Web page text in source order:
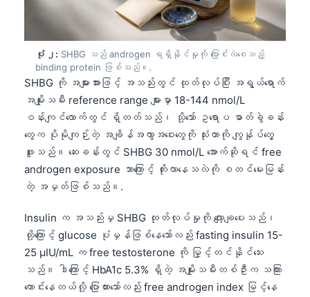
ပုံ ၂: SHBG သည် androgen ရရှိနိုင်မှုကို ပြောင်းလဲစေသည့်
binding protein ဖြစ်သည်။.
SHBG ကို အများအားဖြင့် အသည်းတွင် ထုတ်လုပ်ပြီး အရွယ်ရောက်
အမျိုးသမီး reference range များမှာ 18-144 nmol/L
ဝန်းကျင်လောက်တွင် ရှိတတ်သည်၊ သို့သော် ဥရောပ ဓာတ်ခွဲခန်း
တွေက ပိုမိုကျဉ်းတဲ့ အချိန်အကွာအဝေးတွေကို သုံးတာကို ကျွန်ုပ်တွေ့
ဖူးသည်။ ဆေးခန်းတွင် SHBG 30 nmol/L အောက်ဆိုရင် free
androgen exposure ဘာကြောင့် တိုးလာနေသလဲကို စတင်မေးမြန်း
တဲ့ အမှတ်ဖြစ်သည်။.
Insulin က အသည်းမှ SHBG ထုတ်လုပ်မှုကို လျော့ချပေးသည်၊
ထို့ကြောင့် glucose ပုံမှန်ဖြစ်နေသော်လည်း fasting insulin 15-
25 µIU/mL က free testosterone ကို မြှင့်တင်နိုင်သေး
သည်။ ဒါကြောင့် HbA1c 5.3% ရှိတဲ့ အမျိုးသမီးတစ်ဦးက သကြား
ကောင်းနေတယ်လို့ ပြောထားသော်လည်း free androgen index မြင့်နေ